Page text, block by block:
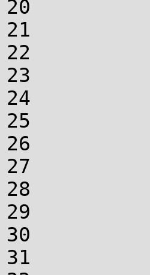
20
21
22
23
24
25
26
27
28
29
30
31